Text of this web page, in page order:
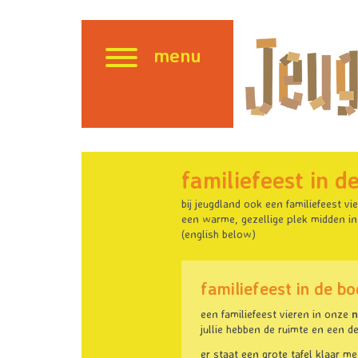
menu
familiefeest in
bij jeugdland ook een familiefeest
een warme, gezellige plek midden
(english below)
familiefeest in de
een familiefeest vieren in onze
jullie hebben de ruimte en een
er staat een grote tafel klaar